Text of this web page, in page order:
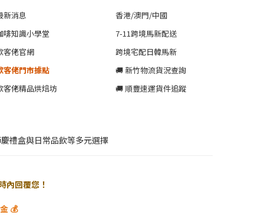
新消息
啡知識小學堂
客佬官網
客佬門市據點
客佬精品烘焙坊
香港/澳門/中國
7-11跨境馬新配送
跨境宅配日韓馬新
🚚 新竹物流貨況查詢
🚚 順豐速運貨件追蹤
禮盒與日常品飲等多元選擇
內回覆您！
💰